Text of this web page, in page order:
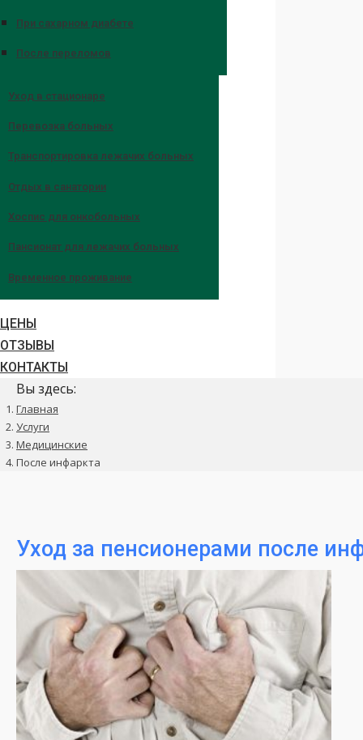
При сахарном диабете
После переломов
Уход в стационаре
Перевозка больных
Транспортировка лежачих больных
Отдых в санатории
Хоспис для онкобольных
Пансионат для лежачих больных
Временное проживание
ЦЕНЫ
ОТЗЫВЫ
КОНТАКТЫ
Вы здесь:
Главная
Услуги
Медицинские
После инфаркта
Уход за пенсионерами после